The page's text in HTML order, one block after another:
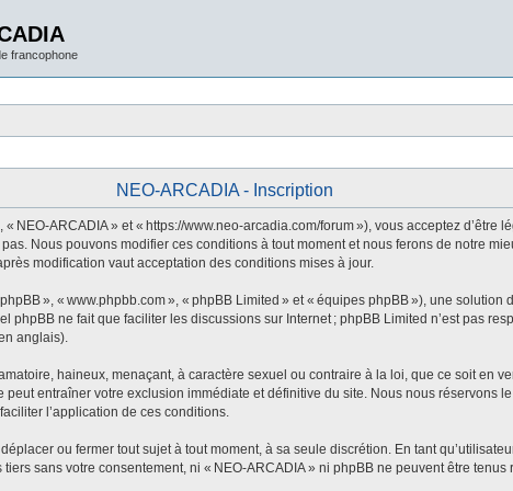
francophone
NEO-ARCADIA - Inscription
NEO-ARCADIA » et « https://www.neo-arcadia.com/forum »), vous acceptez
Nous pouvons modifier ces conditions à tout moment et nous ferons de notre
modification vaut acceptation des conditions mises à jour.
», « www.phpbb.com », « phpBB Limited » et « équipes phpBB »), une solution
phpBB ne fait que faciliter les discussions sur Internet ; phpBB Limited n’est pas
anglais).
haineux, menaçant, à caractère sexuel ou contraire à la loi, que ce soit en
entraîner votre exclusion immédiate et définitive du site. Nous nous réservons
l’application de ces conditions.
ou fermer tout sujet à tout moment, à sa seule discrétion. En tant
sans votre consentement, ni « NEO-ARCADIA » ni phpBB ne peuvent être